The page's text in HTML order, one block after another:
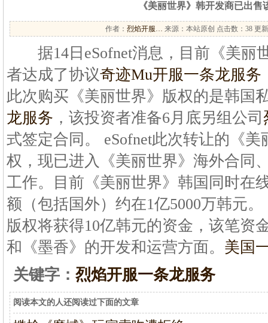
《美丽世界》韩开发商已出售
作者： 烈焰开服… 来源：本站原创 点击数： 38 更
据14日eSofnet消息，目前《美丽
者达成了协议奇迹Mu开服一条龙服务
此次购买《美丽世界》版权的是韩国
龙服务 ，该投资者准备6月底另组公司
式签定合同。 eSofnet此次转让的《
权，现已进入《美丽世界》海外合同
工作。目前《美丽世界》韩国同时在
额（包括国外）约在1亿5000万韩元
版权将获得10亿韩元的资金，该笔资
和《墨香》的开发和运营方面。 美国
关键字： 烈焰开服一条龙服务
阅读本文的人还阅读过下面的文章